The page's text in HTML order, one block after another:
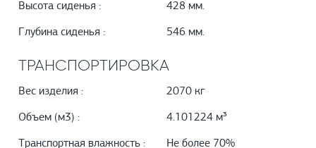
Высота сиденья : 428 мм.
Глубина сиденья : 546 мм.
ТРАНСПОРТИРОВКА
Вес изделия : 2070 кг
Объем (м3) : 4.101224 м³
Транспортная влажность : Не более 70%